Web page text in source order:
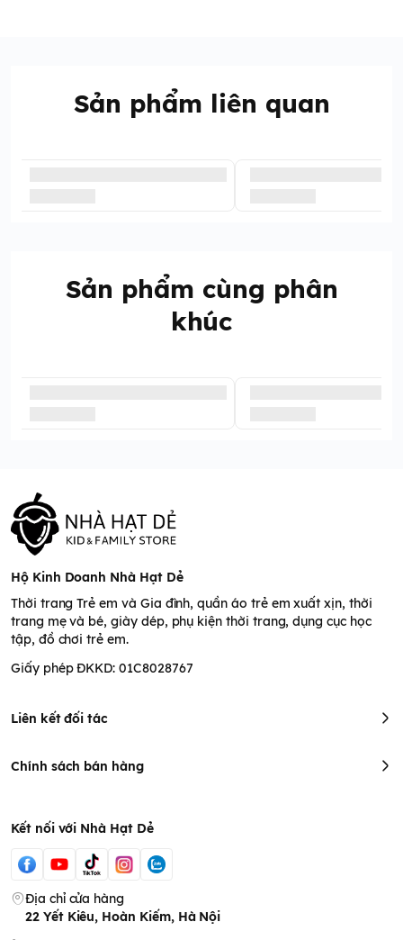
Sản phẩm liên quan
Sản phẩm cùng phân
khúc
Hộ Kinh Doanh Nhà Hạt Dẻ
Thời trang Trẻ em và Gia đình, quần áo trẻ em xuất xịn, thời
trang mẹ và bé, giày dép, phụ kiện thời trang, dụng cục học
tập, đồ chơi trẻ em.
Giấy phép ĐKKD: 01C8028767
Liên kết đối tác
Chính sách bán hàng
Kết nối với Nhà Hạt Dẻ
Địa chỉ cửa hàng
22 Yết Kiêu, Hoàn Kiếm, Hà Nội